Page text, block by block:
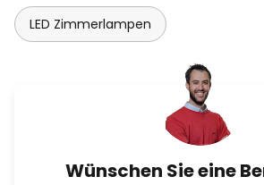
LED Zimmerlampen
Wünschen Sie eine